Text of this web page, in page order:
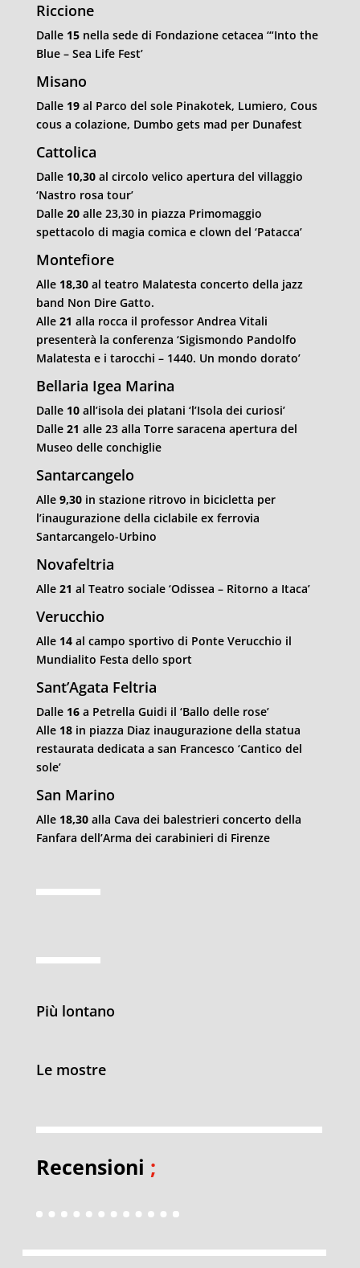
Riccione
Dalle 15nella sede di Fondazione cetacea ‘“Into the
Blue – Sea Life Fest’
Misano
Dalle 19al Parco del sole Pinakotek, Lumiero, Cous
cous a colazione, Dumbo gets mad per Dunafest
Cattolica
Dalle 10,30al circolo velico apertura del villaggio
‘Nastro rosa tour’
Dalle20alle 23,30 in piazza Primomaggio
spettacolo di magia comica e clown del ‘Patacca’
Montefiore
Alle 18,30al teatro Malatesta concerto della jazz
band Non Dire Gatto.
Alle 21 alla rocca il professor Andrea Vitali
presenterà la conferenza ‘Sigismondo Pandolfo
Malatesta e i tarocchi – 1440. Un mondo dorato’
Bellaria Igea Marina
Dalle 10all’isola dei platani ‘l’Isola dei curiosi’
Dalle 21 alle 23 alla Torre saracena apertura del
Museo delle conchiglie
Santarcangelo
Alle 9,30in stazione ritrovo in bicicletta per
l’inaugurazione della ciclabile ex ferrovia
Santarcangelo-Urbino
Novafeltria
Alle 21 al Teatro sociale ‘Odissea – Ritorno a Itaca’
Verucchio
Alle 14al campo sportivo di Ponte Verucchio il
Mundialito Festa dello sport
Sant’Agata Feltria
Dalle 16a Petrella Guidi il ‘Ballo delle rose’
Alle 18in piazza Diaz inaugurazione della statua
restaurata dedicata a san Francesco ‘Cantico del
sole’
San Marino
Alle 18,30alla Cava dei balestrieri concerto della
Fanfara dell’Arma dei carabinieri di Firenze
Più lontano
Le mostre
Recensioni ;